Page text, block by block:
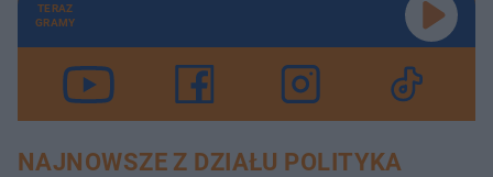
TERAZ
GRAMY
NAJNOWSZE Z DZIAŁU POLITYKA